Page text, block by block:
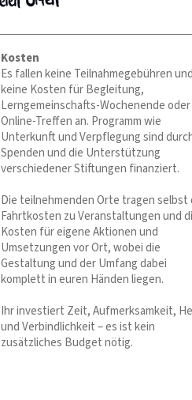
Kosten
Es fallen keine Teilnahmegebühren und
keine Kosten für Begleitung,
Lerngemeinschafts-Wochenende oder
Online-Treffen an. Programm wie
Unterkunft und Verpflegung sind
Spenden und die Unterstützung
verschiedener Stiftungen finanziert.
Die teilnehmenden Orte tragen selbst
Fahrtkosten zu Veranstaltungen und
Kosten für eigene Aktionen und
Umsetzungen vor Ort, wobei die
Gestaltung und der Umfang dabei
komplett in euren Händen liegen.
Ihr investiert Zeit, Aufmerksamkeit,
und Verbindlichkeit – es ist kein
zusätzliches Budget nötig.